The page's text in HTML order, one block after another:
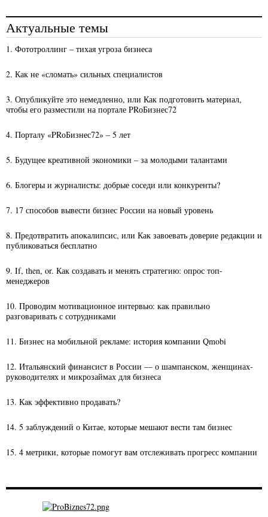
Актуальные темы
1. Фототроллинг – тихая угроза бизнеса
2. Как не «сломать» сильных специалистов
3. Опубликуйте это немедленно, или Как подготовить материал,
чтобы его разместили на портале PRоБизнес72
4. Порталу «PRоБизнес72» – 5 лет
5. Будущее креативной экономики – за молодыми талантами
6. Блогеры и журналисты: добрые соседи или конкуренты?
7. 17 способов вывести бизнес России на новый уровень
8. Предотвратить апокалипсис, или Как завоевать доверие редакции и
публиковаться бесплатно
9. If, then, or. Как создавать и менять стратегию: опрос топ-
менеджеров
10. Проводим мотивационное интервью: как правильно
разговаривать с сотрудниками
11. Бизнес на мобильной рекламе: история компании Qmobi
12. Итальянский финансист в России — о шампанском, женщинах-
руководителях и микрозаймах для бизнеса
13. Как эффективно продавать?
14. 5 заблуждений о Китае, которые мешают вести там бизнес
15. 4 метрики, которые помогут вам отслеживать прогресс компании